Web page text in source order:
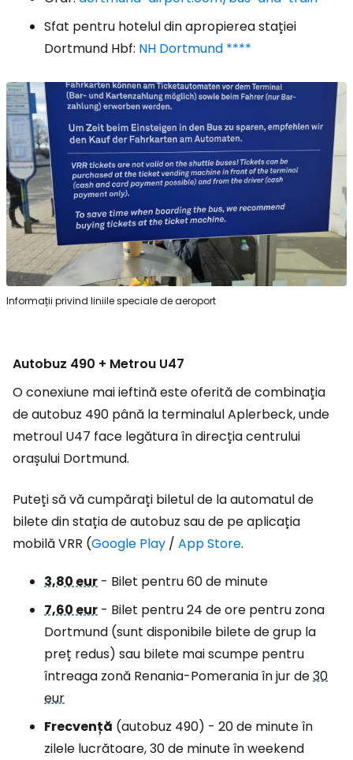
Sfat pentru hotelul din apropierea stației
Dortmund Hbf: NH Dortmund ****
Informații privind liniile speciale de aeroport
Autobuz 490 + Metrou U47
O conexiune mai ieftină este oferită de combinația
de autobuz 490 până la terminalul Aplerbeck, unde
metroul U47 face legătura în direcția centrului
orașului Dortmund.
Puteți să vă cumpărați biletul de la automatul de
bilete din stația de autobuz sau de pe aplicația
mobilă VRR (Google Play / App Store.
3,80 eur - Bilet pentru 60 de minute
7,60 eur - Bilet pentru 24 de ore pentru zona
Dortmund (sunt disponibile bilete de grup la
preț redus) sau bilete mai scumpe pentru
întreaga zonă Renania-Pomerania în jur de30
eur
Frecvență (autobuz 490) - 20 de minute în
zilele lucrătoare, 30 de minute în weekend